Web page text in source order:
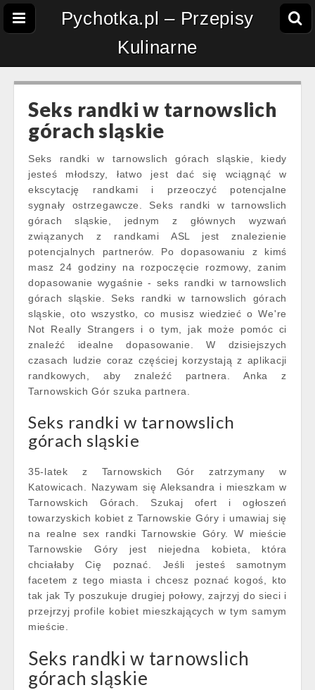
Pychotka.pl – Przepisy
Kulinarne
Seks randki w tarnowslich
górach sląskie
Seks randki w tarnowslich górach sląskie, kiedy
jesteś młodszy, łatwo jest dać się wciągnąć w
ekscytację randkami i przeoczyć potencjalne
sygnały ostrzegawcze. Seks randki w tarnowslich
górach sląskie, jednym z głównych wyzwań
związanych z randkami ASL jest znalezienie
potencjalnych partnerów. Po dopasowaniu z kimś
masz 24 godziny na rozpoczęcie rozmowy, zanim
dopasowanie wygaśnie - seks randki w tarnowslich
górach sląskie. Seks randki w tarnowslich górach
sląskie, oto wszystko, co musisz wiedzieć o We're
Not Really Strangers i o tym, jak może pomóc ci
znaleźć idealne dopasowanie. W dzisiejszych
czasach ludzie coraz częściej korzystają z aplikacji
randkowych, aby znaleźć partnera. Anka z
Tarnowskich Gór szuka partnera.
Seks randki w tarnowslich
górach sląskie
35-latek z Tarnowskich Gór zatrzymany w
Katowicach. Nazywam się Aleksandra i mieszkam w
Tarnowskich Górach. Szukaj ofert i ogłoszeń
towarzyskich kobiet z Tarnowskie Góry i umawiaj się
na realne sex randki Tarnowskie Góry. W mieście
Tarnowskie Góry jest niejedna kobieta, która
chciałaby Cię poznać. Jeśli jesteś samotnym
facetem z tego miasta i chcesz poznać kogoś, kto
tak jak Ty poszukuje drugiej połowy, zajrzyj do sieci i
przejrzyj profile kobiet mieszkających w tym samym
mieście.
Seks randki w tarnowslich
górach sląskie